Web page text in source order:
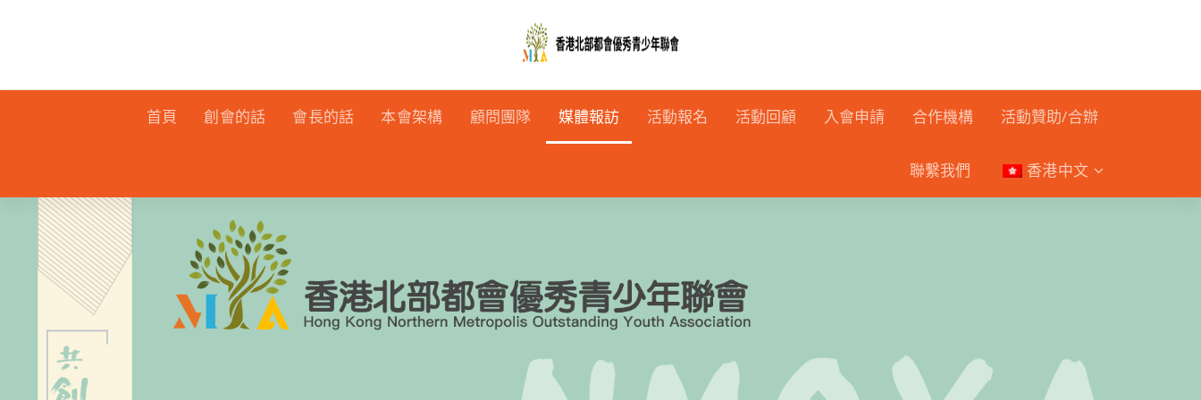
首頁 創會的話 會長的話 本會架構 顧問團隊 媒體報訪 活動報名 活動回顧 入會申請 合作機構 活動贊助/合辦
聯繫我們 香港中文